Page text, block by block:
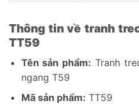
Thông tin về tranh
TT59
Tên sản phẩm: Tranh
ngang T59
Mã sản phẩm: TT59